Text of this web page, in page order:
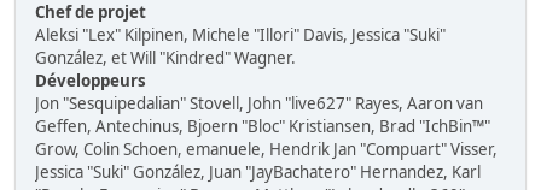
Chef de projet
Aleksi "Lex" Kilpinen, Michele "Illori" Davis, Jessica "Suki"
González, et Will "Kindred" Wagner.
Développeurs
Jon "Sesquipedalian" Stovell, John "live627" Rayes, Aaron van
Geffen, Antechinus, Bjoern "Bloc" Kristiansen, Brad "IchBin™"
Grow, Colin Schoen, emanuele, Hendrik Jan "Compuart" Visser,
Jessica "Suki" González, Juan "JayBachatero" Hernandez, Karl